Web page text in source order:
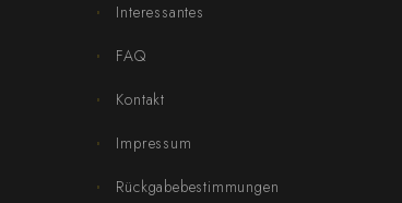
Interessantes
FAQ
Kontakt
Impressum
Rückgabebestimmungen